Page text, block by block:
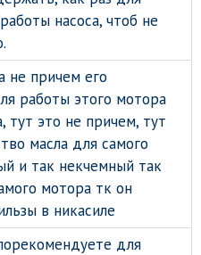
насоса, чтоб не
не причем его
работы этого мотора
тут это не причем, тут
масла для самого
и так некчемный так
мотора тк он
в никасиле
для